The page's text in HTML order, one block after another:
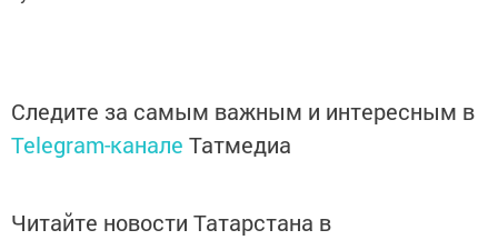
Следите за самым важным и интересным в
Telegram-канале Татмедиа
Читайте новости Татарстана в